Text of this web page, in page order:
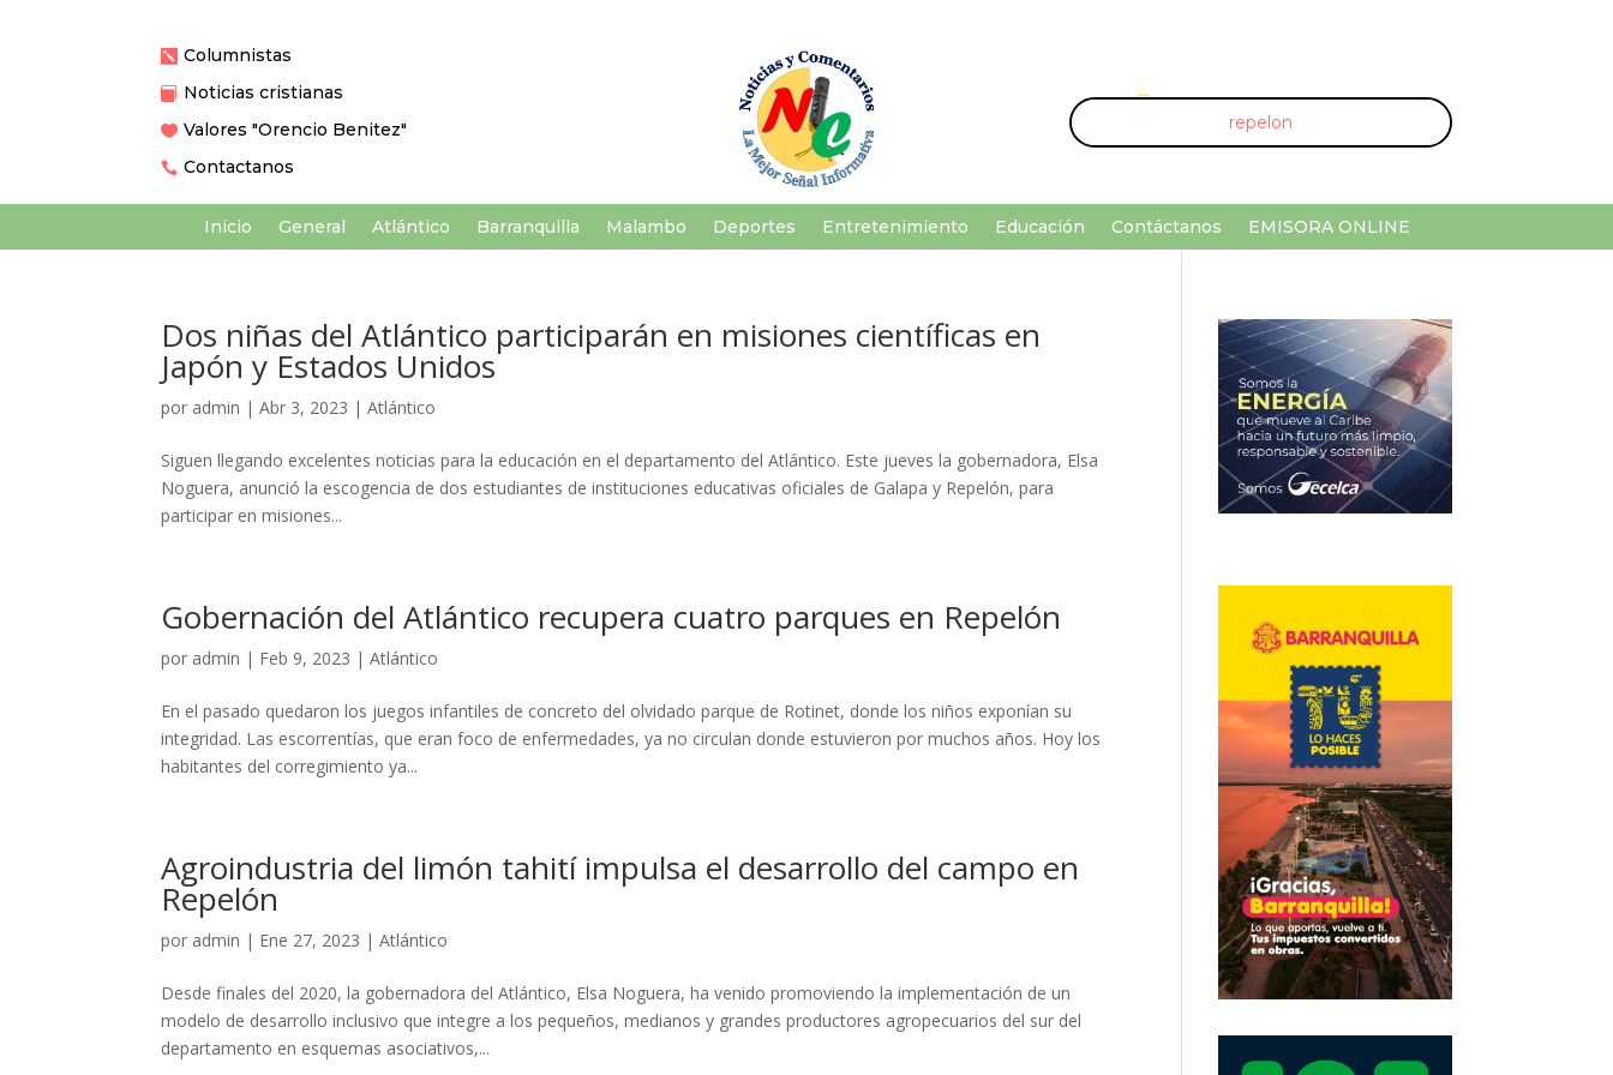
 Columnistas
 Noticias cristianas
 Valores "Orencio Benitez"
 Contactanos
U ¡Buscar por palabra clave!
Inicio General Atlántico Barranquilla Malambo Deportes Entretenimiento Educación Contáctanos EMISORA ONLINE
Dos niñas del Atlántico participarán en misiones científicas en
Japón y Estados Unidos
por admin |Abr 3, 2023 |Atlántico
Siguen llegando excelentes noticias para la educación en el departamento del Atlántico. Este jueves la gobernadora, Elsa
Noguera, anunció la escogencia de dos estudiantes de instituciones educativas oficiales de Galapa y Repelón, para
participar en misiones...
Gobernación del Atlántico recupera cuatro parques en Repelón
por admin | Feb 9, 2023 |Atlántico
En el pasado quedaron los juegos infantiles de concreto del olvidado parque de Rotinet, donde los niños exponían su
integridad. Las escorrentías, que eran foco de enfermedades, ya no circulan donde estuvieron por muchos años. Hoy los
habitantes del corregimiento ya...
Agroindustria del limón tahití impulsa el desarrollo del campo en
Repelón
por admin | Ene 27, 2023 |Atlántico
Desde finales del 2020, la gobernadora del Atlántico, Elsa Noguera, ha venido promoviendo la implementación de un
modelo de desarrollo inclusivo que integre a los pequeños, medianos y grandes productores agropecuarios del sur del
departamento en esquemas asociativos,...